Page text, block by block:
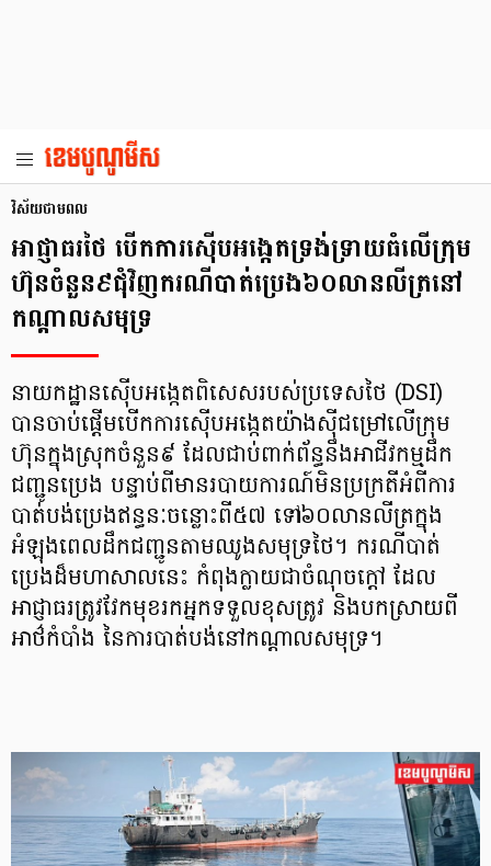
វិស័យថាមពល
អាជ្ញាធរថៃ បើកការស៊ើបអង្កេតទ្រង់ទ្រាយធំលើក្រុម
ហ៊ុនចំនួន៩ជុំវិញករណីបាត់ប្រេង៦០លានលីត្រនៅ
កណ្តាលសមុទ្រ
នាយកដ្ឋានស៊ើបអង្កេតពិសេសរបស់ប្រទេសថៃ (DSI)
បានចាប់ផ្តើមបើកការស៊ើបអង្កេតយ៉ាងស៊ីជម្រៅលើក្រុម
ហ៊ុនក្នុងស្រុកចំនួន៩ ដែលជាប់ពាក់ព័ន្ធនឹងអាជីវកម្មដឹក
ជញ្ជូនប្រេង បន្ទាប់ពីមានរបាយការណ៍មិនប្រក្រតីអំពីការ
បាត់បង់ប្រេងឥន្ធនៈចន្លោះពី៥៧ ទៅ៦០លានលីត្រក្នុង
អំឡុងពេលដឹកជញ្ជូនតាមឈូងសមុទ្រថៃ។ ករណីបាត់
ប្រេងដ៏មហាសាលនេះ កំពុងក្លាយជាចំណុចក្ដៅ ដែល
អាជ្ញាធរត្រូវវែកមុខរកអ្នកទទួលខុសត្រូវ និងបកស្រាយពី
អាថ៌កំបាំង នៃការបាត់បង់នៅកណ្តាលសមុទ្រ។